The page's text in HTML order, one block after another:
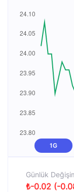
1G
Günlük
₺-0.02 (-